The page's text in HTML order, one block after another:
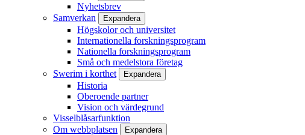
Nyhetsbrev
Samverkan
Expandera
Högskolor och universitet
Internationella forskningsprogram
Nationella forskningsprogram
Små och medelstora företag
Swerim i korthet
Expandera
Historia
Oberoende partner
Vision och värdegrund
Visselblåsarfunktion
Om webbplatsen
Expandera